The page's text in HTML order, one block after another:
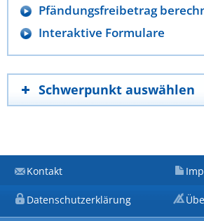
Pfändungsfreibetrag
Interaktive Formulare
Schwerpunkt auswählen
Kontakt
Datenschutzerklärung